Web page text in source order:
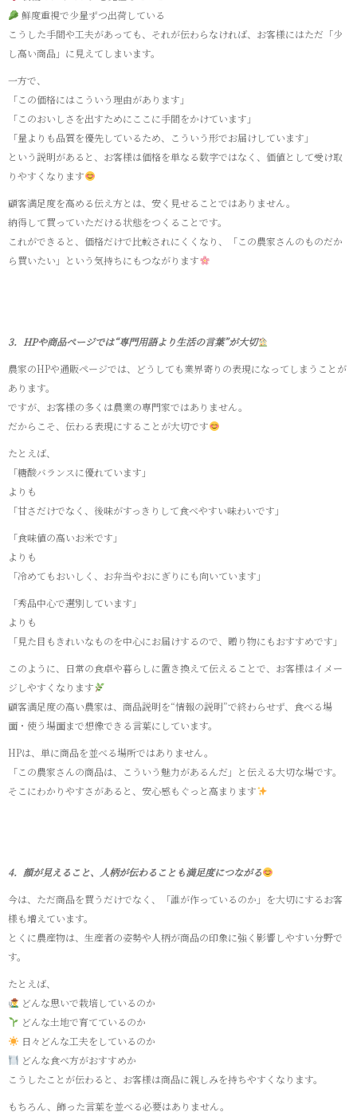
鮮度重視で少量ずつ出荷している
こうした手間や工夫があっても、それが伝わらなければ、お客様にはただ「少
し高い商品」に見えてしまいます。
一方で、
「この価格にはこういう理由があります」
「このおいしさを出すためにここに手間をかけています」
「量よりも品質を優先しているため、こういう形でお届けしています」
という説明があると、お客様は価格を単なる数字ではなく、価値として受け取
りやすくなります
顧客満足度を高める伝え方とは、安く見せることではありません。
納得して買っていただける状態をつくることです。
これができると、価格だけで比較されにくくなり、「この農家さんのものだか
ら買いたい」という気持ちにもつながります
3．HPや商品ページでは“専門用語より生活の言葉”が大切
農家のHPや通販ページでは、どうしても業界寄りの表現になってしまうことが
あります。
ですが、お客様の多くは農業の専門家ではありません。
だからこそ、伝わる表現にすることが大切です
たとえば、
「糖酸バランスに優れています」
よりも
「甘さだけでなく、後味がすっきりして食べやすい味わいです」
「食味値の高いお米です」
よりも
「冷めてもおいしく、お弁当やおにぎりにも向いています」
「秀品中心で選別しています」
よりも
「見た目もきれいなものを中心にお届けするので、贈り物にもおすすめです」
このように、日常の食卓や暮らしに置き換えて伝えることで、お客様はイメー
ジしやすくなります
顧客満足度の高い農家は、商品説明を“情報の説明”で終わらせず、食べる場
面・使う場面まで想像できる言葉にしています。
HPは、単に商品を並べる場所ではありません。
「この農家さんの商品は、こういう魅力があるんだ」と伝える大切な場です。
そこにわかりやすさがあると、安心感もぐっと高まります
4．顔が見えること、人柄が伝わることも満足度につながる
今は、ただ商品を買うだけでなく、「誰が作っているのか」を大切にするお客
様も増えています。
とくに農産物は、生産者の姿勢や人柄が商品の印象に強く影響しやすい分野で
す。
たとえば、
どんな思いで栽培しているのか
どんな土地で育てているのか
日々どんな工夫をしているのか
どんな食べ方がおすすめか
こうしたことが伝わると、お客様は商品に親しみを持ちやすくなります。
もちろん、飾った言葉を並べる必要はありません。